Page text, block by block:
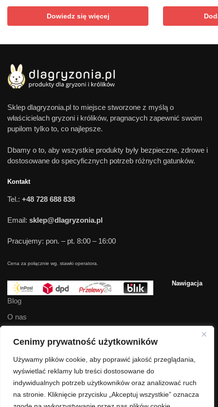
Cenimy prywatność użytkowników
Używamy plików cookie, aby poprawić jakość przeglądania,
wyświetlać reklamy lub treści dostosowane do
indywidualnych potrzeb użytkowników oraz analizować ruch
na stronie. Kliknięcie przycisku „Akceptuj wszystkie” oznacza
Dowiedz się więcej
Sklep dlagryzonia.pl to miejsce stworzone z myślą o
właścicielach gryzoni i królików, pragnacych zapewnić swoim
pupilom tylko to, co najlepsze.
Dbamy o to, aby wszystkie produkty były bezpieczne, zdrowe i
dostosowane do specyficznych potrzeb różnych gatunków.
Kontakt
Tel.: +48 728 688 838
Email: sklep@dlagryzonia.pl
Pracujemy: pon. – pt. 8:00 – 16:00
Cena za połącznie wg. stawki operatora.
Nawigacja
Blog
O nas
Regulamin
Polityka prywatności
dlagryzonia.pl © Wszelkie prawa zastrzeżone.